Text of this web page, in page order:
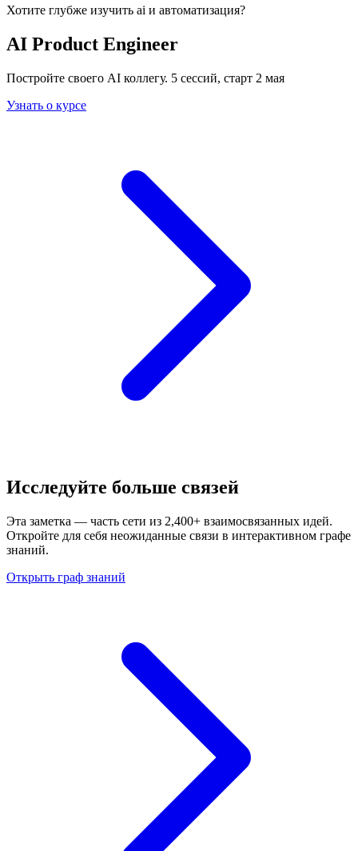
Хотите глубже изучить ai и автоматизация?
AI Product Engineer
Постройте своего AI коллегу. 5 сессий, старт 2 мая
Узнать о курсе
Исследуйте больше связей
Эта заметка — часть сети из 2,400+ взаимосвязанных идей.
Откройте для себя неожиданные связи в интерактивном графе
знаний.
Открыть граф знаний